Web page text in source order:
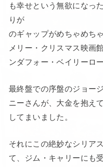
も幸せという無欲になっ
りが
のギャップがめちゃめち
メリー・クリスマス映画
ンダフォー・ベイリーロ
最終盤での序盤のジョー
ニーさんが、大金を抱え
してまいました。
それにこの絶妙なシリア
て、ジム・キャリーにも